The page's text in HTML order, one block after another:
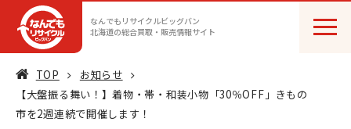
なんでもリサイクルビッグバン
北海道の総合買取・販売情報サイト
TOP
お知らせ
【大盤振る舞い！】着物・帯・和装小物「30％OFF」きもの
市を2週連続で開催します！